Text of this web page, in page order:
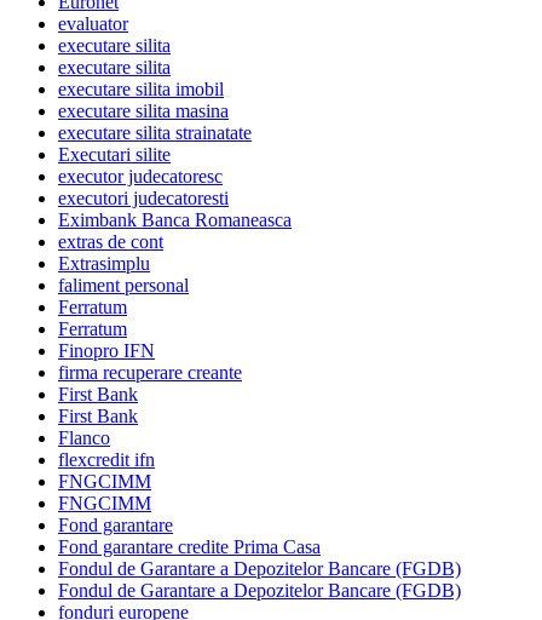
evaluator
executare silita
executare silita
executare silita imobil
executare silita masina
executare silita strainatate
Executari silite
executor judecatoresc
executori judecatoresti
Eximbank Banca Romaneasca
extras de cont
Extrasimplu
faliment personal
Ferratum
Ferratum
Finopro IFN
firma recuperare creante
First Bank
First Bank
Flanco
flexcredit ifn
FNGCIMM
FNGCIMM
Fond garantare
Fond garantare credite Prima Casa
Fondul de Garantare a Depozitelor Bancare (FGDB)
Fondul de Garantare a Depozitelor Bancare (FGDB)
fonduri europene